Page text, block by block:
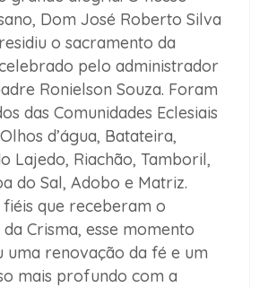
Dom José Roberto Silva
o sacramento da
pelo administrador
Ronielson Souza. Foram
das Comunidades Eclesiais
d’água, Batateira,
Lajedo, Riachão, Tamboril,
do Sal, Adobo e Matriz.
fiéis que receberam o
Crisma, esse momento
uma renovação da fé e um
mais profundo com a